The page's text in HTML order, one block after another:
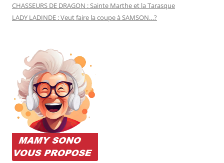
CHASSEURS DE DRAGON : Sainte Marthe et la Tarasque
LADY LADINDE : Veut faire la coupe à SAMSON…?